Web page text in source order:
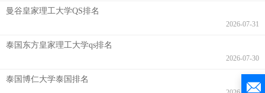
曼谷皇家理工大学QS排名
2026-07-31
泰国东方皇家理工大学qs排名
2026-07-30
泰国博仁大学泰国排名